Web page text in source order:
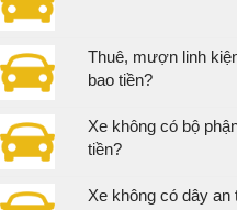
Thuê, mượn linh
bao tiền?
Xe không có bộ
tiền?
Xe không có dây an